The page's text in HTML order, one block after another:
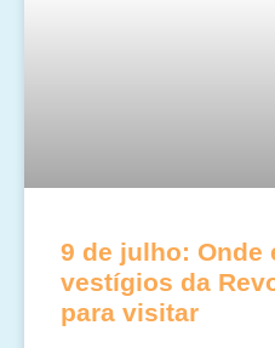
9 de julho: Onde
vestígios da
para visitar